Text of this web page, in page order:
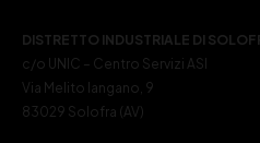
DISTRETTO INDUSTRIALE DI
c/o UNIC – Centro Servizi ASI
Via Melito Iangano, 9
83029 Solofra (AV)